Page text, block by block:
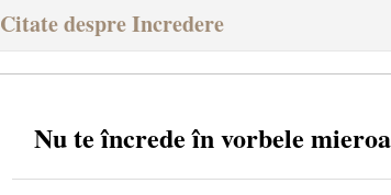
Citate despre Incredere
Nu te încrede în vorbele